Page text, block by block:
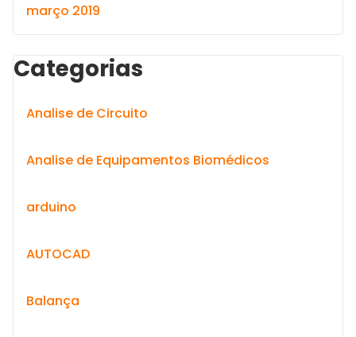
março 2019
Categorias
Analise de Circuito
Analise de Equipamentos Biomédicos
arduino
AUTOCAD
Balança